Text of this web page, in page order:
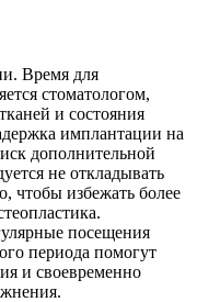
Время для
стоматологом,
и состояния
имплантации на
дополнительной
не откладывать
чтобы избежать более
посещения
периода помогут
и своевременно